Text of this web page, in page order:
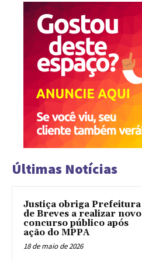
Últimas Notícias
Justiça obriga Prefeitura
de Breves a realizar novo
concurso público após
ação do MPPA
18 de maio de 2026